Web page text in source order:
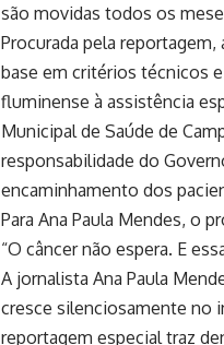
são movidas todos os
Procurada pela
base em critérios técnicos
fluminense à assistência
Municipal de Saúde de
responsabilidade do
encaminhamento dos
Para Ana Paula Mendes, o
“O câncer não espera. E
A jornalista Ana Paula
cresce silenciosamente no
reportagem especial traz